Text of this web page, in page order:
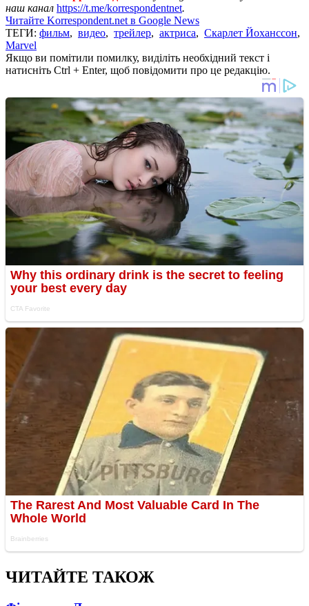
наш канал https://t.me/korrespondentnet.
Читайте Korrespondent.net в Google News
ТЕГИ: фильм, видео, трейлер, актриса, Скарлет Йоханссон,
Marvel
Якщо ви помітили помилку, виділіть необхідний текст і
натисніть Ctrl + Enter, щоб повідомити про це редакцію.
ЧИТАЙТЕ ТАКОЖ